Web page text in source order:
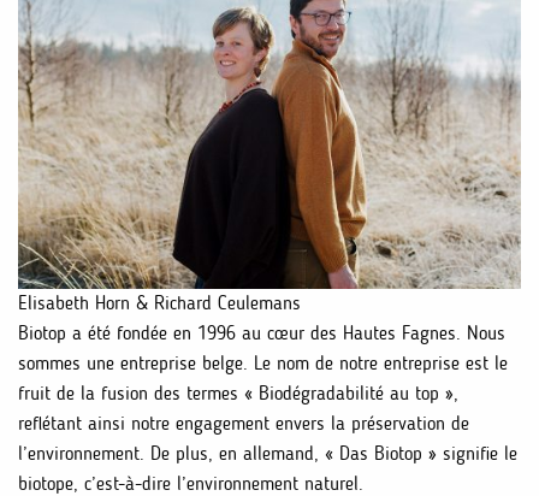
Elisabeth Horn & Richard Ceulemans
Biotop a été fondée en 1996 au cœur des Hautes Fagnes. Nous
sommes une entreprise belge. Le nom de notre entreprise est le
fruit de la fusion des termes « Biodégradabilité au top »,
reflétant ainsi notre engagement envers la préservation de
l’environnement. De plus, en allemand, « Das Biotop » signifie le
biotope, c’est-à-dire l’environnement naturel.